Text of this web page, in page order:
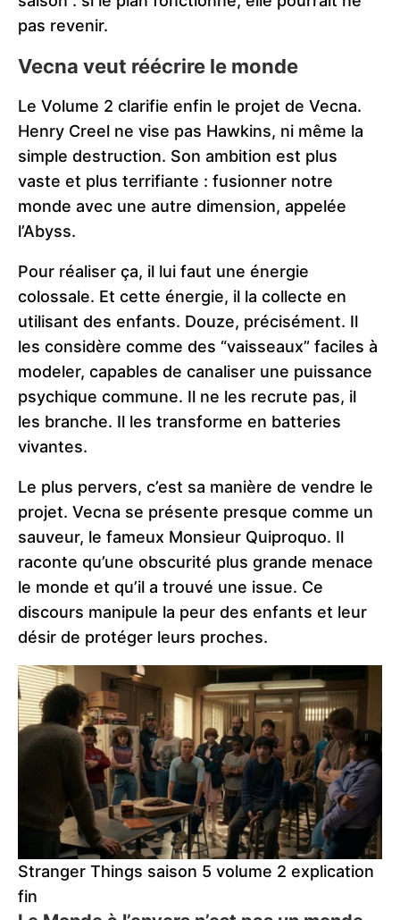
pas revenir.
Vecna veut réécrire le monde
Le Volume 2 clarifie enfin le projet de Vecna.
Henry Creel ne vise pas Hawkins, ni même la
simple destruction. Son ambition est plus
vaste et plus terrifiante : fusionner notre
monde avec une autre dimension, appelée
l’Abyss.
Pour réaliser ça, il lui faut une énergie
colossale. Et cette énergie, il la collecte en
utilisant des enfants. Douze, précisément. Il
les considère comme des “vaisseaux” faciles à
modeler, capables de canaliser une puissance
psychique commune. Il ne les recrute pas, il
les branche. Il les transforme en batteries
vivantes.
Le plus pervers, c’est sa manière de vendre le
projet. Vecna se présente presque comme un
sauveur, le fameux Monsieur Quiproquo. Il
raconte qu’une obscurité plus grande menace
le monde et qu’il a trouvé une issue. Ce
discours manipule la peur des enfants et leur
désir de protéger leurs proches.
Stranger Things saison 5 volume 2 explication
fin